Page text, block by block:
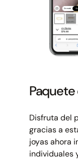
Paquete
Disfruta del
gracias a
joyas ahora
individuales